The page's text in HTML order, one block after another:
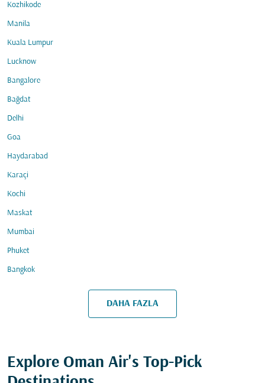
Kozhikode
Manila
Kuala Lumpur
Lucknow
Bangalore
Bağdat
Delhi
Goa
Haydarabad
Karaçi
Kochi
Maskat
Mumbai
Phuket
Bangkok
DAHA FAZLA
Explore Oman Air's Top-Pick